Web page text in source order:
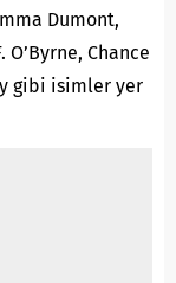
Dumont,
Chance
gibi isimler yer